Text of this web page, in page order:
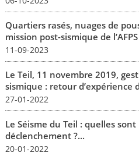
Quartiers rasés, nuages de
mission post-sismique de
11-09-2023
Le Teil, 11 novembre 2019,
sismique : retour d’expérience
27-01-2022
Le Séisme du Teil : quelles
déclenchement ?...
20-01-2022